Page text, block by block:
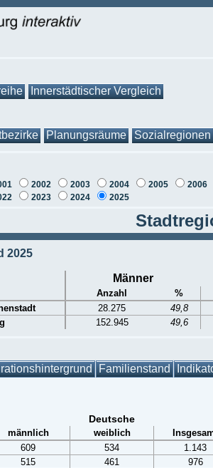
Innerstädtischer Vergleich
Planungsräume Sozialregionen
2002 2003 2004 2005
2006
2023 2024 2025
2025
Männer
Anzahl
%
28.275
49,8
152.945 49,6
Familienstand
Deutsche
männlich weiblich
609 534
1.143
515 461
976